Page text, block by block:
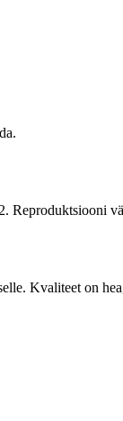
Reproduktsiooni
Kvaliteet on